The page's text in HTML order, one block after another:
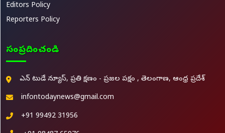
Editors Policy
Reporters Policy
సంప్రదించండి
ఎన్ టుడే న్యూస్, ప్రతి క్షణం - ప్రజల పక్షం , తెలంగాణ, ఆంధ్ర ప్రదేశ్
infontodaynews@gmail.com
+91 99492 31956